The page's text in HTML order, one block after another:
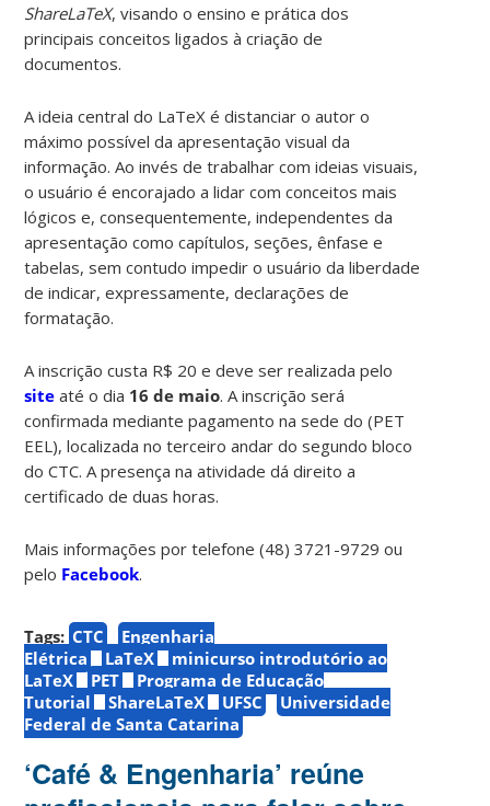
ShareLaTeX, visando o ensino e prática dos
principais conceitos ligados à criação de
documentos.
A ideia central do LaTeX é distanciar o autor o
máximo possível da apresentação visual da
informação. Ao invés de trabalhar com ideias visuais,
o usuário é encorajado a lidar com conceitos mais
lógicos e, consequentemente, independentes da
apresentação como capítulos, seções, ênfase e
tabelas, sem contudo impedir o usuário da liberdade
de indicar, expressamente, declarações de
formatação.
A inscrição custa R$ 20 e deve ser realizada pelo
site até o dia 16 de maio. A inscrição será
confirmada mediante pagamento na sede do (PET
EEL), localizada no terceiro andar do segundo bloco
do CTC. A presença na atividade dá direito a
certificado de duas horas.
Mais informações por telefone (48) 3721-9729 ou
pelo Facebook.
Tags: CTC
Engenharia
Elétrica
LaTeX
minicurso introdutório ao
LaTeX
PET
Programa de Educação
Tutorial
ShareLaTeX UFSC
Universidade
Federal de Santa Catarina
‘Café & Engenharia’ reúne